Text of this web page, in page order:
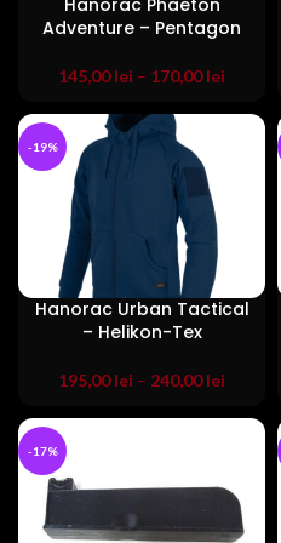
Hanorac Phaeton
Adventure – Pentagon
145,00lei – 170,00lei
-19%
Hanorac Urban Tactical
– Helikon-Tex
195,00lei – 240,00lei
-17%